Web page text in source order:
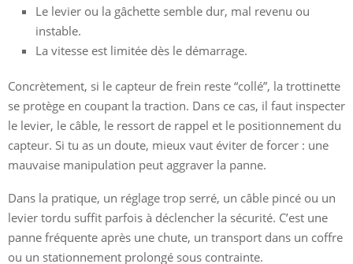
Le levier ou la gâchette semble dur, mal revenu ou
instable.
La vitesse est limitée dès le démarrage.
Concrètement, si le capteur de frein reste “collé”, la trottinette
se protège en coupant la traction. Dans ce cas, il faut inspecter
le levier, le câble, le ressort de rappel et le positionnement du
capteur. Si tu as un doute, mieux vaut éviter de forcer : une
mauvaise manipulation peut aggraver la panne.
Dans la pratique, un réglage trop serré, un câble pincé ou un
levier tordu suffit parfois à déclencher la sécurité. C’est une
panne fréquente après une chute, un transport dans un coffre
ou un stationnement prolongé sous contrainte.